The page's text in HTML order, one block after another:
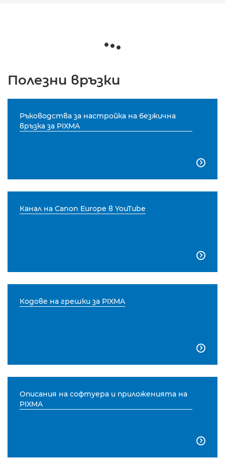
Полезни връзки
Ръководства за настройка на безжична
връзка за PIXMA

Канал на Canon Europe в YouTube

Кодове на грешки за PIXMA

Описания на софтуера и приложенията на
PIXMA
